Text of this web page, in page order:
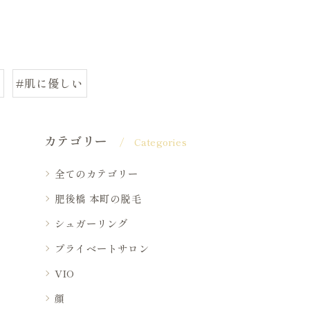
#肌に優しい
カテゴリー Categories
全てのカテゴリー
肥後橋 本町の脱毛
シュガーリング
プライベートサロン
VIO
顔